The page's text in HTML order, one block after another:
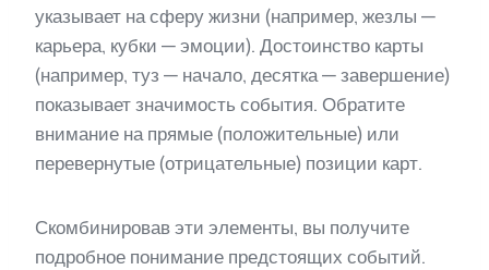
указывает на сферу жизни (например, жезлы —
карьера, кубки — эмоции). Достоинство карты
(например, туз — начало, десятка — завершение)
показывает значимость события. Обратите
внимание на прямые (положительные) или
перевернутые (отрицательные) позиции карт.
Скомбинировав эти элементы, вы получите
подробное понимание предстоящих событий.